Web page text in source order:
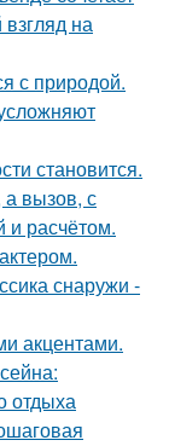
на
с природой.
становится.
а вызов, с
и расчётом.
снаружи -
акцентами.
отдыха